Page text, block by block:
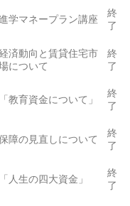
学マネープラン講座
終
了
済動向と賃貸住宅市
について
終
了
「教育資金について」
終
了
障の見直しについて
終
了
「人生の四大資金」
終
了